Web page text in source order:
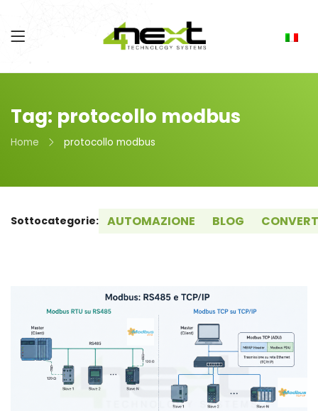
Tag: protocollo modbus
Home protocollo modbus
Sottocategorie: AUTOMAZIONE BLOG